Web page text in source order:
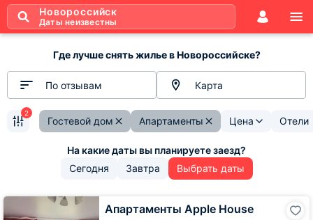
Новороссийск
Даты неизвестны
Где лучше снять жилье в Новороссийске?
По отзывам Карта
Гостевой дом Апартаменты Цена Отели
2
Сегодня Завтра Выбрать даты
Апартаменты Apple House
Апартаменты
Apple